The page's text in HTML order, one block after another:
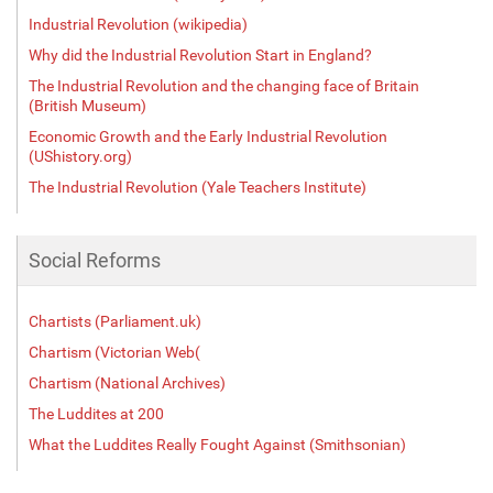
Industrial Revolution (wikipedia)
Why did the Industrial Revolution Start in England?
The Industrial Revolution and the changing face of Britain
(British Museum)
Economic Growth and the Early Industrial Revolution
(UShistory.org)
The Industrial Revolution (Yale Teachers Institute)
Social Reforms
Chartists (Parliament.uk)
Chartism (Victorian Web(
Chartism (National Archives)
The Luddites at 200
What the Luddites Really Fought Against (Smithsonian)